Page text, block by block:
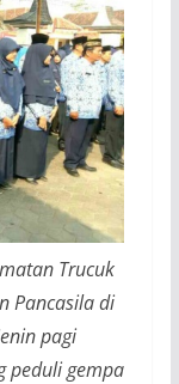
Trucuk
Pancasila di
pagi
peduli gempa